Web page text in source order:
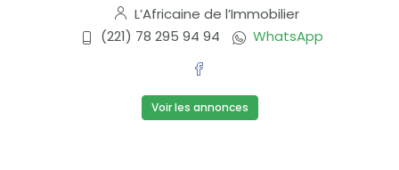
Août
Jeu
13
Août
L’Africaine de l’Immobilier
(221) 78 295 94 94
WhatsApp
Voir les annonces